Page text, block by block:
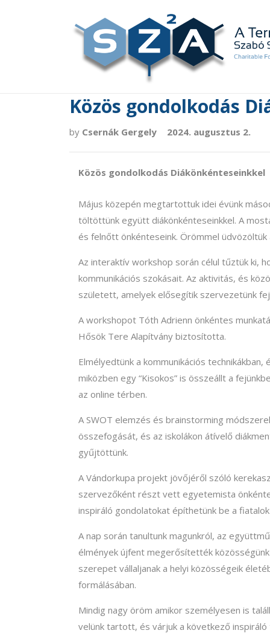
Közös gondolkodás
by Csernák Gergely 2024. augusztus 2.
Közös gondolkodás Diákönkénteseinkkel
Május közepén megtartottuk idei évünk
töltöttünk együtt diákönkénteseinkkel. A
és felnőtt önkénteseink. Örömmel
Az interaktív workshop során célul tűztük ki,
kommunikációs szokásait. Az aktivitás, és
született, amelyek elősegítik szervezetünk
A workshopot Tóth Adrienn önkéntes
Hősök Tere Alapítvány biztosította.
Elmélyedtünk a kommunikációs
miközben egy “Kisokos” is összeállt a
az online térben.
A SWOT elemzés és brainstorming
összefogását, és az iskolákon átívelő
gyűjtöttünk.
A Vándorkupa projekt jövőjéről szóló
szervezőként részt vett egyetemista
inspiráló gondolatokat építhetünk be a
A nap során tanultunk magunkról, az
élmények újfent megerősítették
szerepet vállaljanak a helyi közösségeik
formálásában.
Mindig nagy öröm amikor személyesen is
velünk tartott, és várjuk a következő